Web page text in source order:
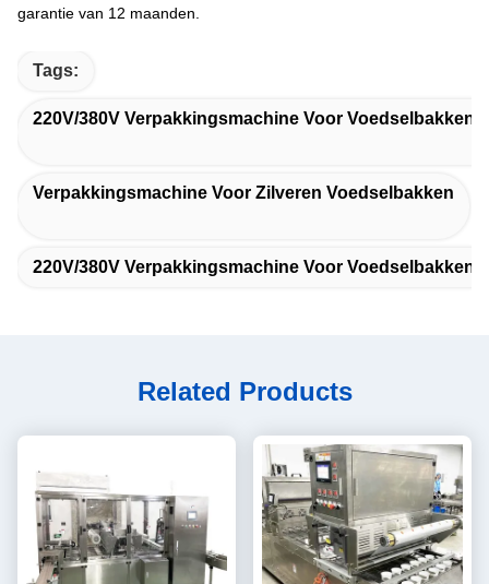
garantie van 12 maanden.
Tags:
220V/380V Verpakkingsmachine Voor Voedselbakken
Verpakkingsmachine Voor Zilveren Voedselbakken
220V/380V Verpakkingsmachine Voor Voedselbakken
Related Products